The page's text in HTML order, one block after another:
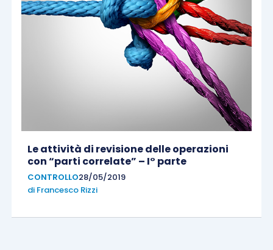
Le attività di revisione delle operazioni
con “parti correlate” – I° parte
CONTROLLO28/05/2019
di Francesco Rizzi